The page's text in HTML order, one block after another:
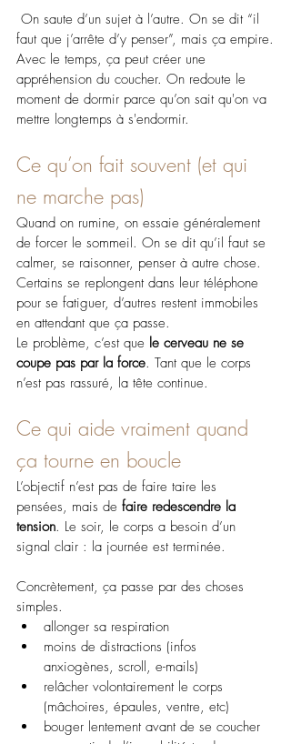
faut que j’arrête d’y penser”, mais ça empire.
Avec le temps, ça peut créer une
appréhension du coucher. On redoute le
moment de dormir parce qu’on sait qu'on va
mettre longtemps à s'endormir.
Ce qu’on fait souvent (et qui
ne marche pas)
Quand on rumine, on essaie généralement
de forcer le sommeil. On se dit qu’il faut se
calmer, se raisonner, penser à autre chose.
Certains se replongent dans leur téléphone
pour se fatiguer, d’autres restent immobiles
en attendant que ça passe.
Le problème, c’est que le cerveau ne se
coupe pas par la force. Tant que le corps
n’est pas rassuré, la tête continue.
Ce qui aide vraiment quand
ça tourne en boucle
L’objectif n’est pas de faire taire les
pensées, mais de faire redescendre la
tension. Le soir, le corps a besoin d’un
signal clair : la journée est terminée.
Concrètement, ça passe par des choses
simples.
allonger sa respiration
moins de distractions (infos
anxiogènes, scroll, e-mails)
relâcher volontairement le corps
(mâchoires, épaules, ventre, etc)
bouger lentement avant de se coucher